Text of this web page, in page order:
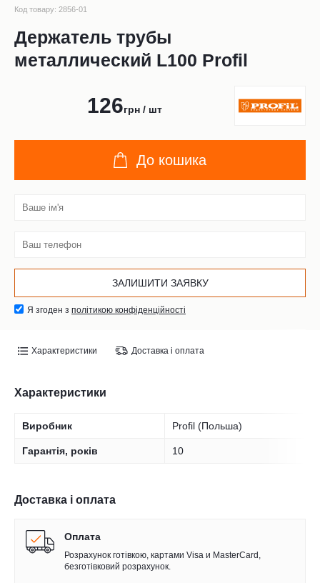
Код товару: 2856-01
Держатель трубы
металлический L100 Profil
126грн / шт
До кошика
Я згоден з політикою конфіденційності
Характеристики Доставка і оплата
Характеристики
Виробник Profil (Польша)
Гарантія, років 10
Доставка і оплата
Оплата
Розрахунок готівкою, картами Visa и MasterCard,
безготівковий розрахунок.